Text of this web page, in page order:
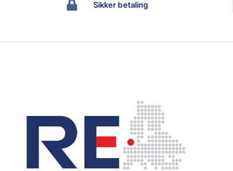
Sikker betaling